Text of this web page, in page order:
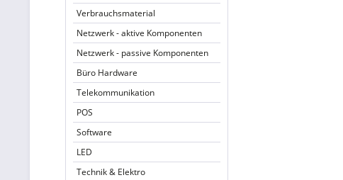
Verbrauchsmaterial
Netzwerk - aktive Komponenten
Netzwerk - passive Komponenten
Büro Hardware
Telekommunikation
POS
Software
LED
Technik & Elektro